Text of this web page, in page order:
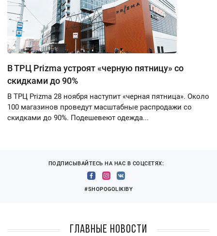
В ТРЦ Prizma устроят «черную пятницу» со
скидками до 90%
В ТРЦ Prizma 28 ноября наступит «черная пятница». Около
100 магазинов проведут масштабные распродажи со
скидками до 90%. Подешевеют одежда...
ПОДПИСЫВАЙТЕСЬ НА НАС В СОЦСЕТЯХ:
#SHOPOGOLIKIBY
Главные новости